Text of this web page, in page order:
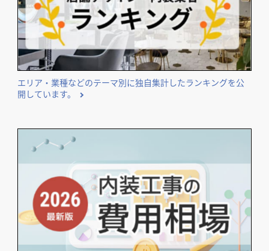
エリア・業種などのテーマ別に独自集計したランキングを公
開しています。